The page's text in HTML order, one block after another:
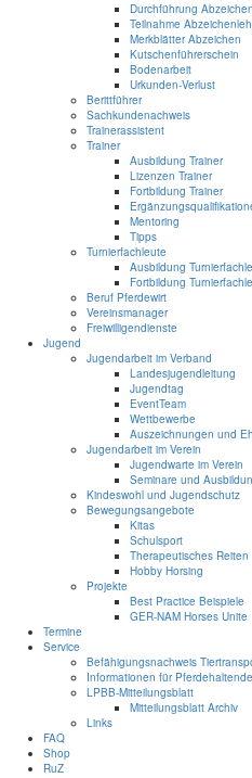
Durchführung
Teilnahme
Merkblätter Abzeichen
Kutschenführerschein
Bodenarbeit
Urkunden-Verlust
Berittführer
Sachkundenachweis
Trainerassistent
Trainer
Ausbildung Trainer
Lizenzen Trainer
Fortbildung Trainer
Mentoring
Tipps
Turnierfachleute
Ausbildung
Fortbildung
Beruf Pferdewirt
Vereinsmanager
Freiwilligendienste
Jugend
Jugendarbeit im Verband
Landesjugendleitung
Jugendtag
EventTeam
Wettbewerbe
Auszeichnungen und
Jugendarbeit im Verein
Jugendwarte im Verein
Seminare und
Kindeswohl und Jugendschutz
Bewegungsangebote
Kitas
Schulsport
Therapeutisches Reiten
Hobby Horsing
Projekte
Best Practice Beispiele
GER-NAM Horses Unite
Termine
Service
Befähigungsnachweis
Informationen für Pferdehaltende
LPBB-Mitteilungsblatt
Mitteilungsblatt Archiv
Links
FAQ
Shop
RuZ